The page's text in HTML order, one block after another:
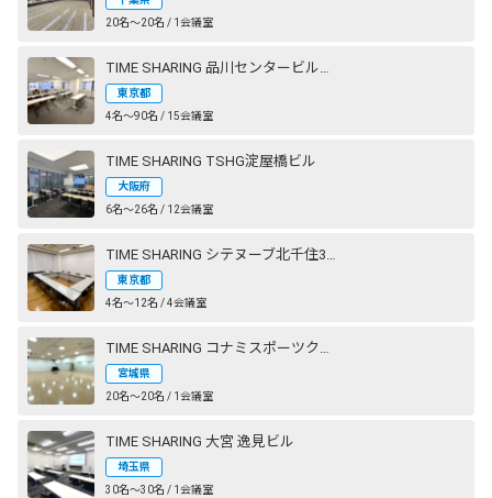
20名〜20名 / 1会議室
TIME SHARING 品川センタービルディング
東京都
4名〜90名 / 15会議室
TIME SHARING TSHG淀屋橋ビル
大阪府
6名〜26名 / 12会議室
TIME SHARING シテヌーブ北千住30A棟
東京都
4名〜12名 / 4会議室
TIME SHARING コナミスポーツクラブ 仙台長町
宮城県
20名〜20名 / 1会議室
TIME SHARING 大宮 逸見ビル
埼玉県
30名〜30名 / 1会議室